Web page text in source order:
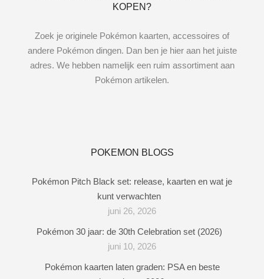
KOPEN?
Zoek je originele Pokémon kaarten, accessoires of
andere Pokémon dingen. Dan ben je hier aan het juiste
adres. We hebben namelijk een ruim assortiment aan
Pokémon artikelen.
POKEMON BLOGS
Pokémon Pitch Black set: release, kaarten en wat je
kunt verwachten
juni 26, 2026
Pokémon 30 jaar: de 30th Celebration set (2026)
juni 10, 2026
Pokémon kaarten laten graden: PSA en beste